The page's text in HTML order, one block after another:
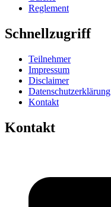
Reglement
Schnellzugriff
Teilnehmer
Impressum
Disclaimer
Datenschutzerklärung
Kontakt
Kontakt